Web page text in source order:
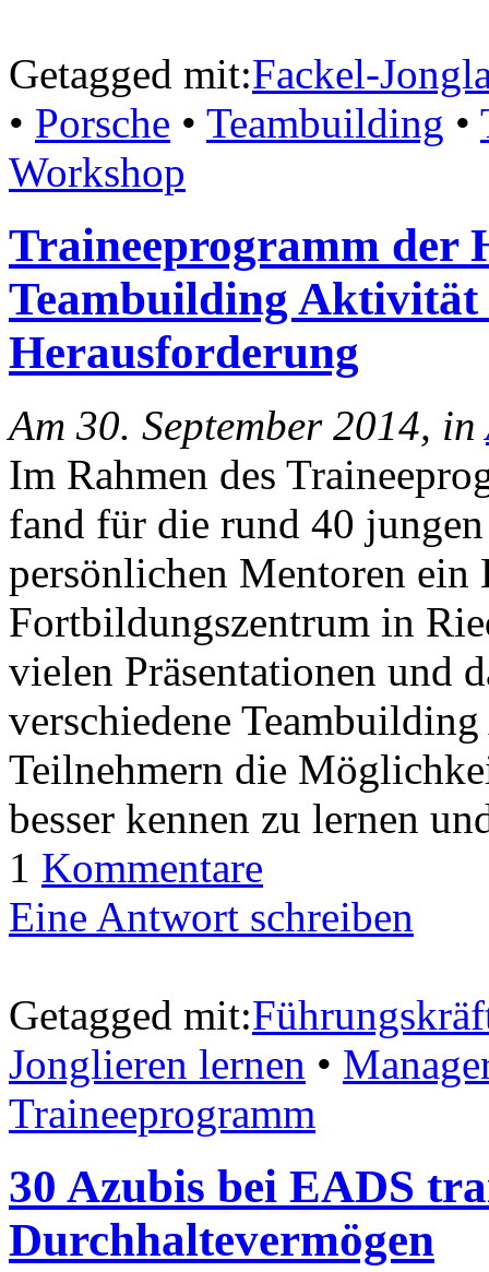
Getagged mit:Fackel-
• Porsche • Teambuilding •
Workshop
Traineeprogramm der
Teambuilding Aktivität
Herausforderung
Am 30. September 2014, in
Im Rahmen des
fand für die rund 40
persönlichen Mentoren
Fortbildungszentrum in
vielen Präsentationen und
verschiedene
Teilnehmern die
besser kennen zu lernen
1 Kommentare
Eine Antwort schreiben
Getagged mit:
Jonglieren lernen •
Traineeprogramm
30 Azubis bei EADS
Durchhaltevermögen